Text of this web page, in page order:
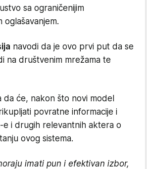
sa ograničenijim
oglašavanjem.
navodi da je ovo prvi put da se
na društvenim mrežama te
da će, nakon što novi model
povratne informacije i
i drugih relevantnih aktera o
ovog sistema.
imati pun i efektivan izbor,